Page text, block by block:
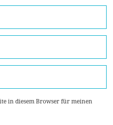
in diesem Browser für meinen